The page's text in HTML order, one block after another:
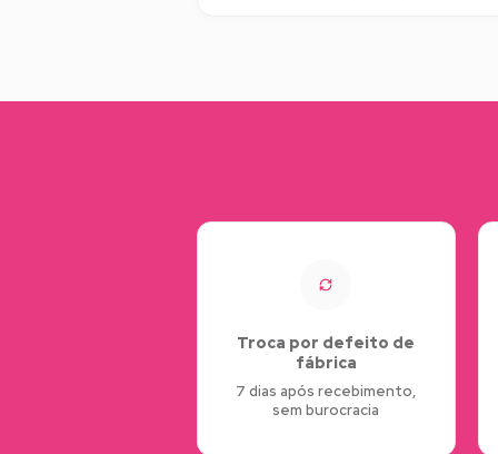
Troca por defeito de
fábrica
7 dias após recebimento,
sem burocracia